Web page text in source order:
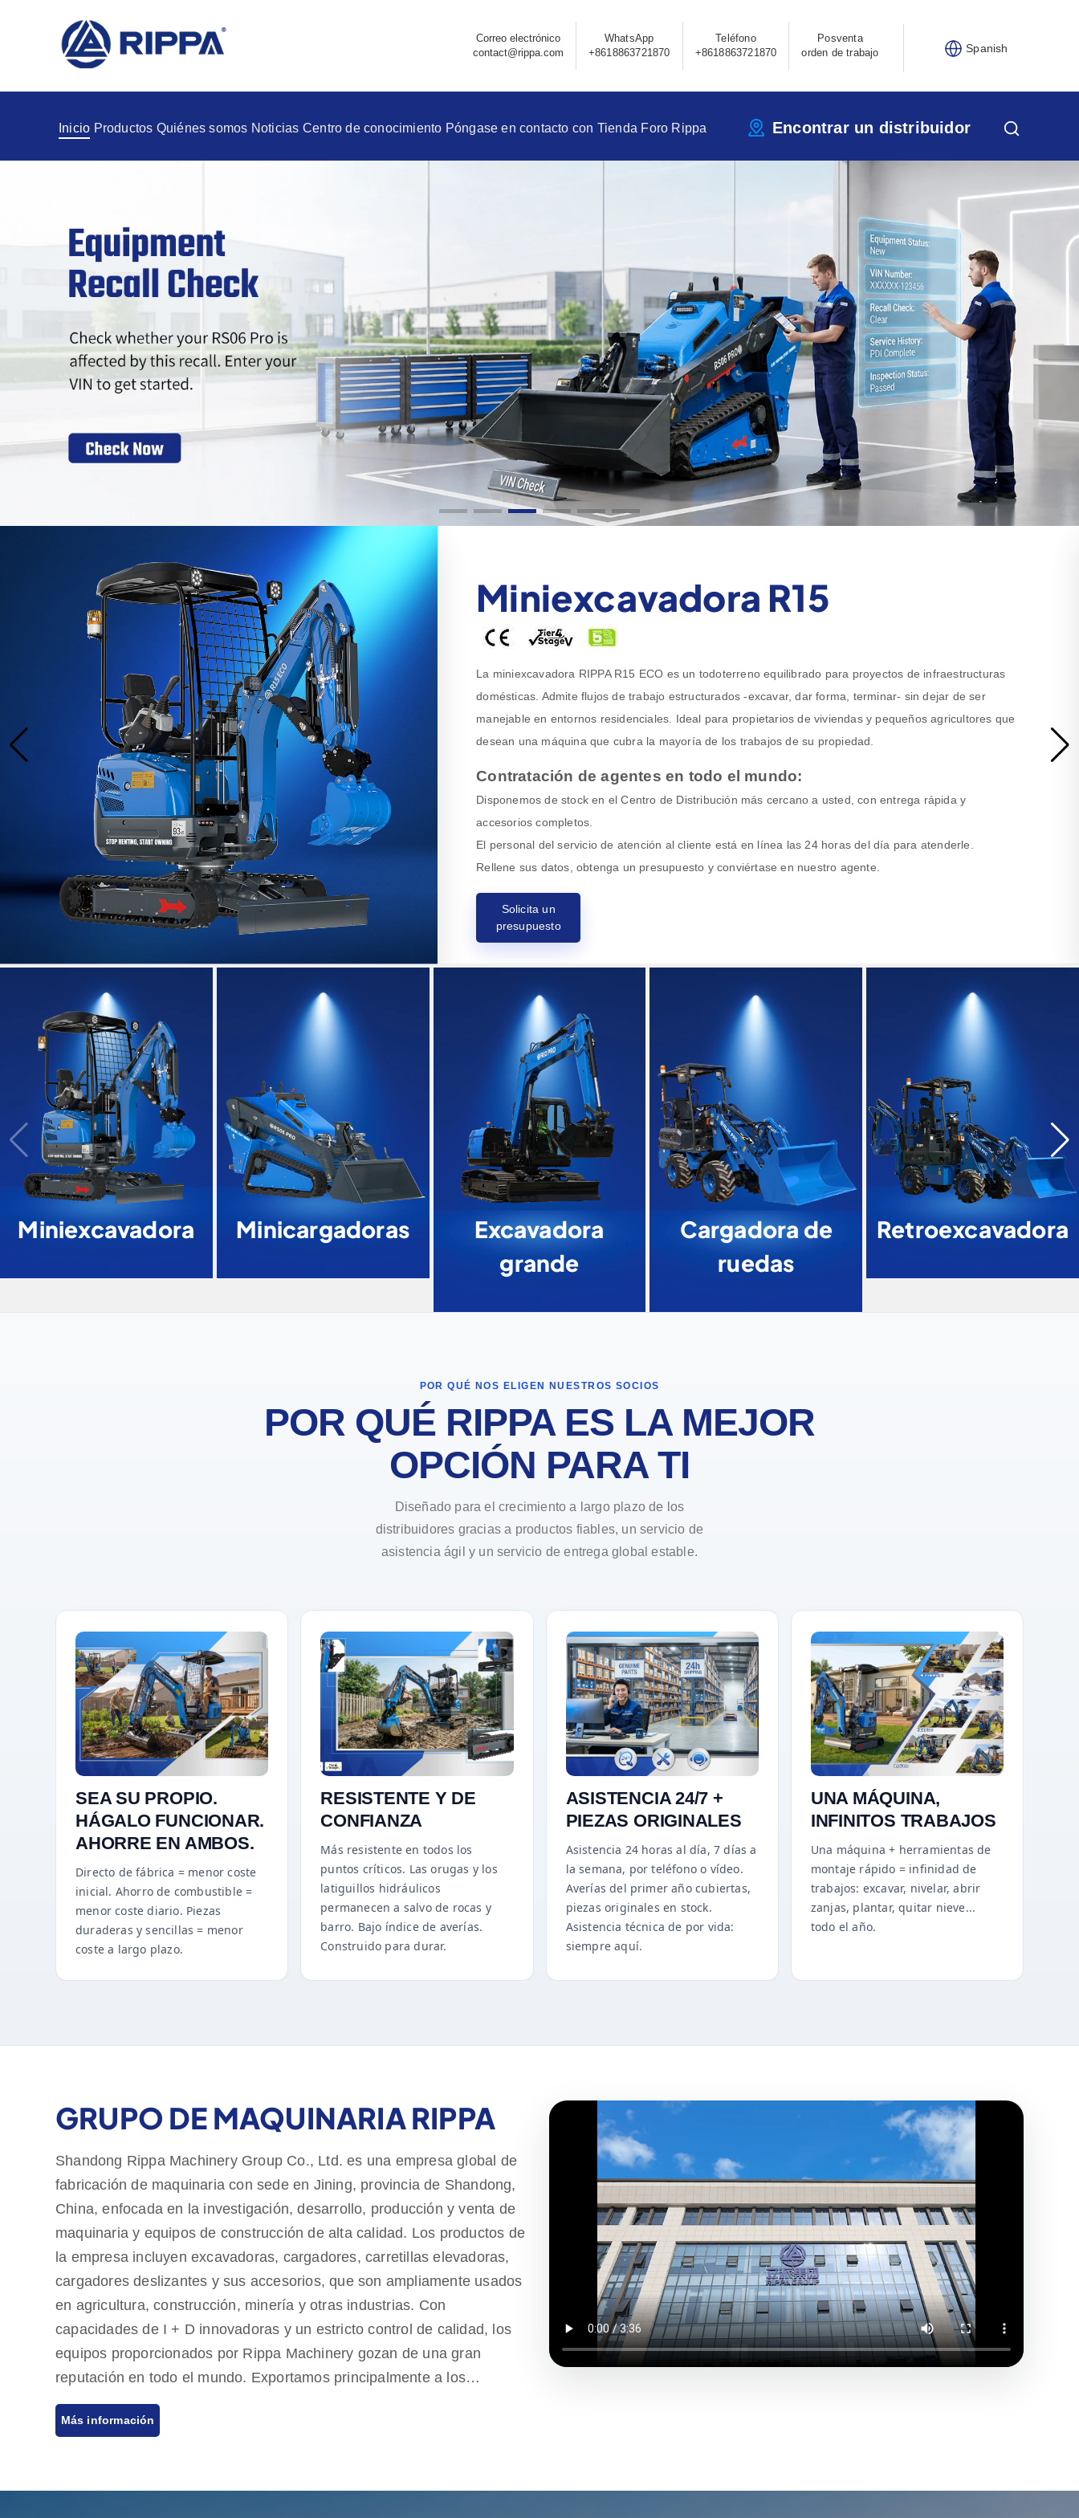
Correo electrónico
contact@rippa.com
WhatsApp
+8618863721870
Teléfono
+8618863721870
Posventa
orden de trabajo
Spanish
Inicio Productos Quiénes somos Noticias Centro de conocimiento Póngase en contacto con Tienda Foro Rippa Encontrar un distribuidor
Miniexcavadora R15
La miniexcavadora RIPPA R15 ECO es un todoterreno equilibrado para proyectos de infraestructuras
domésticas. Admite flujos de trabajo estructurados -excavar, dar forma, terminar- sin dejar de ser
manejable en entornos residenciales. Ideal para propietarios de viviendas y pequeños agricultores que
desean una máquina que cubra la mayoría de los trabajos de su propiedad.
Contratación de agentes en todo el mundo:
Disponemos de stock en el Centro de Distribución más cercano a usted, con entrega rápida y
accesorios completos.
El personal del servicio de atención al cliente está en línea las 24 horas del día para atenderle.
Rellene sus datos, obtenga un presupuesto y conviértase en nuestro agente.
Solicita un
presupuesto
Miniexcavadora Minicargadoras
Excavadora
grande
Cargadora de
ruedas
Retroexcavadora
POR QUÉ NOS ELIGEN NUESTROS SOCIOS
POR QUÉ RIPPA ES LA MEJOR
OPCIÓN PARA TI
Diseñado para el crecimiento a largo plazo de los
distribuidores gracias a productos fiables, un servicio de
asistencia ágil y un servicio de entrega global estable.
SEA SU PROPIO.
HÁGALO FUNCIONAR.
AHORRE EN AMBOS.
Directo de fábrica = menor coste
inicial. Ahorro de combustible =
menor coste diario. Piezas
duraderas y sencillas = menor
coste a largo plazo.
RESISTENTE Y DE
CONFIANZA
Más resistente en todos los
puntos críticos. Las orugas y los
latiguillos hidráulicos
permanecen a salvo de rocas y
barro. Bajo índice de averías.
Construido para durar.
ASISTENCIA 24/7 +
PIEZAS ORIGINALES
Asistencia 24 horas al día, 7 días a
la semana, por teléfono o vídeo.
Averías del primer año cubiertas,
piezas originales en stock.
Asistencia técnica de por vida:
siempre aquí.
UNA MÁQUINA,
INFINITOS TRABAJOS
Una máquina + herramientas de
montaje rápido = infinidad de
trabajos: excavar, nivelar, abrir
zanjas, plantar, quitar nieve...
todo el año.
GRUPO DE MAQUINARIA RIPPA
Shandong Rippa Machinery Group Co., Ltd. es una empresa global de
fabricación de maquinaria con sede en Jining, provincia de Shandong,
China, enfocada en la investigación, desarrollo, producción y venta de
maquinaria y equipos de construcción de alta calidad. Los productos de
la empresa incluyen excavadoras, cargadores, carretillas elevadoras,
cargadores deslizantes y sus accesorios, que son ampliamente usados
en agricultura, construcción, minería y otras industrias. Con
capacidades de I + D innovadoras y un estricto control de calidad, los
equipos proporcionados por Rippa Machinery gozan de una gran
reputación en todo el mundo. Exportamos principalmente a los
mercados europeos y estadounidenses y ofrecemos un año de garantía
de calidad, comprometidos a satisfacer las necesidades de los clientes
Más información